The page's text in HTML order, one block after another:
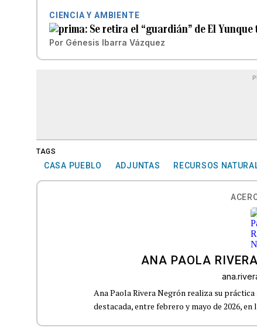
CIENCIA Y AMBIENTE
Se retira el “guardián” de El
Por Génesis Ibarra Vázquez
TAGS
CASA PUEBLO ADJUNTAS RECURSOS
ANA PAOLA
Ana Paola Rivera Negrón realiza su
destacada, entre febrero y mayo de 2026,